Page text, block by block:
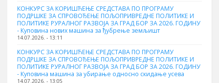
КОНКУРС ЗА КОРИШЋЕЊЕ СРЕДСТАВА ПО ПРОГРАМУ
ПОДРШКЕ ЗА СПРОВОЂЕЊЕ ПОЉОПРИВРЕДНЕ ПОЛИТИКЕ И
ПОЛИТИКЕ РУРАЛНОГ РАЗВОЈА ЗА ГРАД БОР ЗА 2026. ГОДИНУ
- Куповина нових машина за ђубрење земљишт
14.07.2026. - 13:11
КОНКУРС ЗА КОРИШЋЕЊЕ СРЕДСТАВА ПО ПРОГРАМУ
ПОДРШКЕ ЗА СПРОВОЂЕЊЕ ПОЉОПРИВРЕДНЕ ПОЛИТИКЕ И
ПОЛИТИКЕ РУРАЛНОГ РАЗВОЈА ЗА ГРАД БОР ЗА 2026. ГОДИНУ
- Куповинa машина за убирање односно скидање усева
14.07.2026. - 13:05